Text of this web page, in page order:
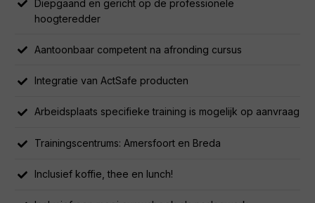
je geïnteresseerd in een op maat gemaakte training voor
jouw organisatie? Neem dan contact met ons op.
Inhoud
Persoonlijke veiligheid
Theorie werken op hoogte: relevante rechts- en
krachten, etc.
Notie van risico-inventarisatie
Diepgaand en gericht op de professionele
hoogteredder
Aantoonbaar competent na afronding cursus
Integratie van ActSafe producten
Arbeidsplaats specifieke training is mogelijk op aanvraag
Trainingscentrums: Amersfoort en Breda
Inclusief koffie, thee en lunch!